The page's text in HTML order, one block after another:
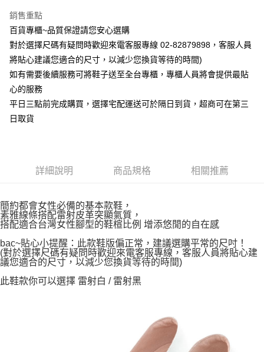
銷售重點
百貨專櫃~品質保證請您安心選購
對於選擇尺碼有疑問時歡迎來電客服專線 02-82879898，客服人員
將貼心建議您適合的尺寸，以減少您換貨等待的時間)
如有需要後續服務可將鞋子送至全台專櫃，專櫃人員將會提供最貼
心的服務
平日三點前完成購買，選擇宅配運送可於隔日到貨，超商可在第三
日取貨
詳細說明 商品規格 相關推薦
簡約都會女性必備的基本款鞋，
素雅線條搭配雷射皮革突顯氣質，
搭配適合台灣女性腳型的鞋楦比例 增添悠閒的自在感
bac~貼心小提醒：此款鞋版偏正常，建議選購平常的尺吋！
(對於選擇尺碼有疑問時歡迎來電客服專線，客服人員將貼心建
議您適合的尺寸，以減少您換貨等待的時間)
此鞋款你可以選擇 雷射白 / 雷射黑